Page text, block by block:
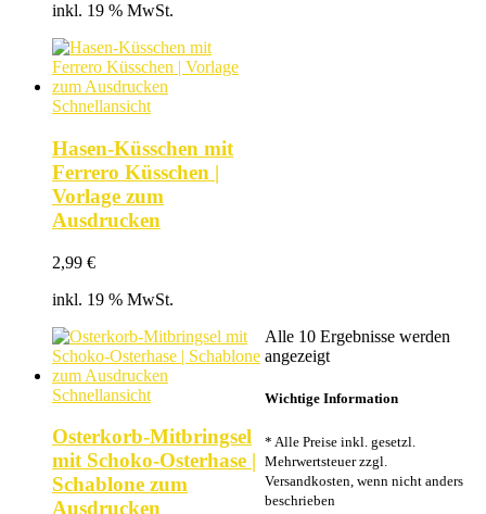
inkl. 19 % MwSt.
Schnellansicht
Hasen-Küsschen mit
Ferrero Küsschen |
Vorlage zum
Ausdrucken
2,99 €
inkl. 19 % MwSt.
Schnellansicht
Osterkorb-Mitbringsel
mit Schoko-Osterhase |
Schablone zum
Ausdrucken
Alle 10 Ergebnisse werden
angezeigtNach
sortiert
Wichtige Information
* Alle Preise inkl. gesetzl.
Mehrwertsteuer zzgl.
Versandkosten, wenn nicht anders
beschrieben